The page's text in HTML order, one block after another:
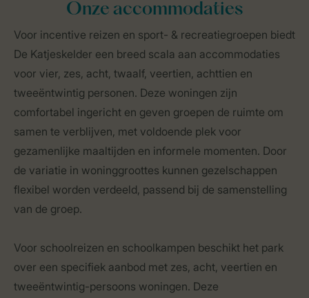
Onze accommodaties
Voor incentive reizen en sport- & recreatiegroepen biedt
De Katjeskelder een breed scala aan accommodaties
voor vier, zes, acht, twaalf, veertien, achttien en
tweeëntwintig personen. Deze woningen zijn
comfortabel ingericht en geven groepen de ruimte om
samen te verblijven, met voldoende plek voor
gezamenlijke maaltijden en informele momenten. Door
de variatie in woninggroottes kunnen gezelschappen
flexibel worden verdeeld, passend bij de samenstelling
van de groep.
Voor schoolreizen en schoolkampen beschikt het park
over een specifiek aanbod met zes, acht, veertien en
tweeëntwintig-persoons woningen. Deze